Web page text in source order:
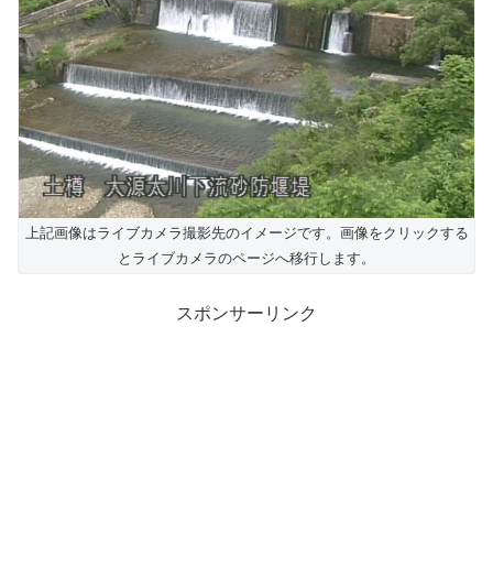
上記画像はライブカメラ撮影先のイメージです。画像をクリックする
とライブカメラのページへ移行します。
スポンサーリンク